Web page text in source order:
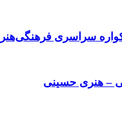
سراسری
– هنری حسینی